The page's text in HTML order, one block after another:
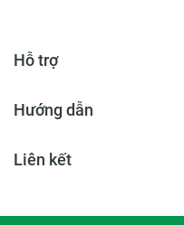
Hỗ trợ
Hướng dẫn
Liên kết